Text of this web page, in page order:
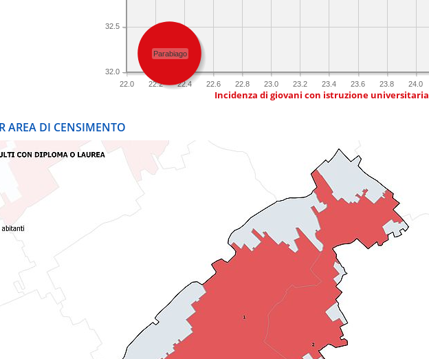
22.0 22.2 22.4 22.6 22.8 23.0 23.2 23.4 23.6 23.8 24.0
32.0
32.5
Parabiago
Incidenza di giovani con istruzione universitaria
AREA DI CENSIMENTO